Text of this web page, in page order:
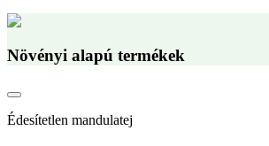
Növényi alapú termékek
Édesítetlen mandulatej